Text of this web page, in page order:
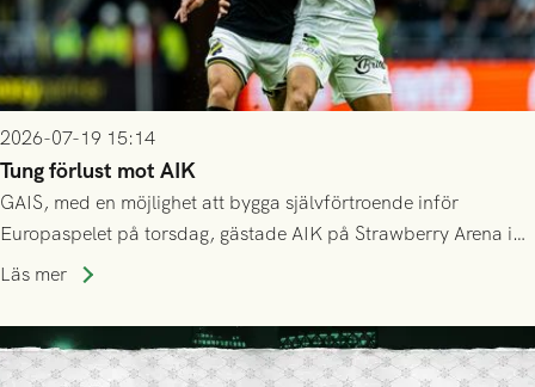
2026-07-19 15:14
Tung förlust mot AIK
GAIS, med en möjlighet att bygga självförtroende inför
Europaspelet på torsdag, gästade AIK på Strawberry Arena i
Stockholm . Men trots konstant hotande i första halvlek av
lyckades få in 2-0.
Läs mer